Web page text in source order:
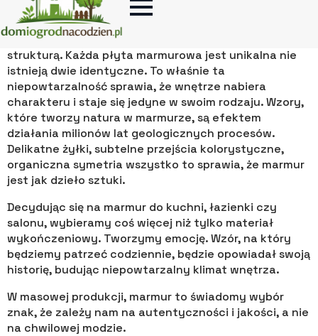
FAQ – Płyta Marmurowa Na Wymiar
Marmur to kamień, który od wieków zachwyca swoją
strukturą. Każda płyta marmurowa jest unikalna nie
istnieją dwie identyczne. To właśnie ta
niepowtarzalność sprawia, że wnętrze nabiera
charakteru i staje się jedyne w swoim rodzaju. Wzory,
które tworzy natura w marmurze, są efektem
działania milionów lat geologicznych procesów.
Delikatne żyłki, subtelne przejścia kolorystyczne,
organiczna symetria wszystko to sprawia, że marmur
jest jak dzieło sztuki.
Decydując się na marmur do kuchni, łazienki czy
salonu, wybieramy coś więcej niż tylko materiał
wykończeniowy. Tworzymy emocję. Wzór, na który
będziemy patrzeć codziennie, będzie opowiadał swoją
historię, budując niepowtarzalny klimat wnętrza.
W masowej produkcji, marmur to świadomy wybór
znak, że zależy nam na autentyczności i jakości, a nie
na chwilowej modzie.